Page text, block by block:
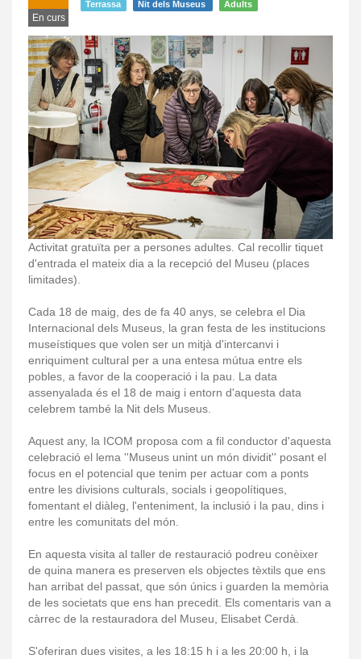
En curs
Terrassa Nit dels Museus Adults
Activitat gratuïta per a persones adultes. Cal recollir tiquet
d'entrada el mateix dia a la recepció del Museu (places
limitades).
Cada 18 de maig, des de fa 40 anys, se celebra el Dia
Internacional dels Museus, la gran festa de les institucions
museístiques que volen ser un mitjà d'intercanvi i
enriquiment cultural per a una entesa mútua entre els
pobles, a favor de la cooperació i la pau. La data
assenyalada és el 18 de maig i entorn d'aquesta data
celebrem també la Nit dels Museus.
Aquest any, la ICOM proposa com a fil conductor d'aquesta
celebració el lema ''Museus unint un món dividit'' posant el
focus en el potencial que tenim per actuar com a ponts
entre les divisions culturals, socials i geopolítiques,
fomentant el diàleg, l'enteniment, la inclusió i la pau, dins i
entre les comunitats del món.
En aquesta visita al taller de restauració podreu conèixer
de quina manera es preserven els objectes tèxtils que ens
han arribat del passat, que són únics i guarden la memòria
de les societats que ens han precedit. Els comentaris van a
càrrec de la restauradora del Museu, Elisabet Cerdà.
S'oferiran dues visites, a les 18:15 h i a les 20:00 h, i la